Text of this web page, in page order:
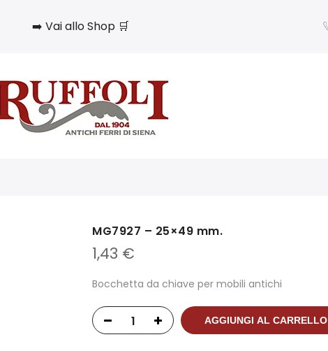
➡️ Vai allo Shop 🛒
MG7927 – 25×49 mm.
1,43 €
Bocchetta da chiave per mobili antichi
AGGIUNGI AL CARRELLO